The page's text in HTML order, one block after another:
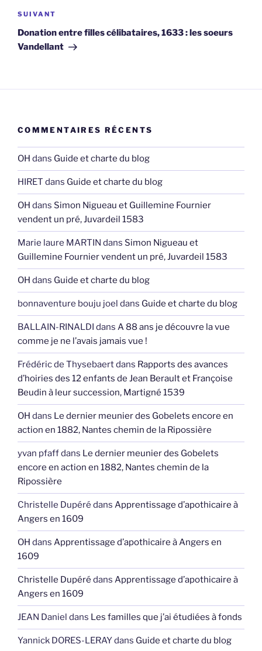
Article
suivant
SUIVANT
Donation entre filles célibataires, 1633 : les soeurs
Vandellant
COMMENTAIRES RÉCENTS
OH dans Guide et charte du blog
HIRET dans Guide et charte du blog
OH dans Simon Nigueau et Guillemine Fournier
vendent un pré, Juvardeil 1583
Marie laure MARTIN dans Simon Nigueau et
Guillemine Fournier vendent un pré, Juvardeil 1583
OH dans Guide et charte du blog
bonnaventure bouju joel dans Guide et charte du blog
BALLAIN-RINALDI dans A 88 ans je découvre la vue
comme je ne l’avais jamais vue !
Frédéric de Thysebaertdans Rapports des avances
d’hoiries des 12 enfants de Jean Berault et Françoise
Beudin à leur succession, Martigné 1539
OH dans Le dernier meunier des Gobelets encore en
action en 1882, Nantes chemin de la Ripossière
yvan pfaffdans Le dernier meunier des Gobelets
encore en action en 1882, Nantes chemin de la
Ripossière
Christelle Dupéré dans Apprentissage d’apothicaire à
Angers en 1609
OH dans Apprentissage d’apothicaire à Angers en
1609
Christelle Dupéré dans Apprentissage d’apothicaire à
Angers en 1609
JEAN Daniel dans Les familles que j’ai étudiées à fonds
Yannick DORES-LERAYdans Guide et charte du blog